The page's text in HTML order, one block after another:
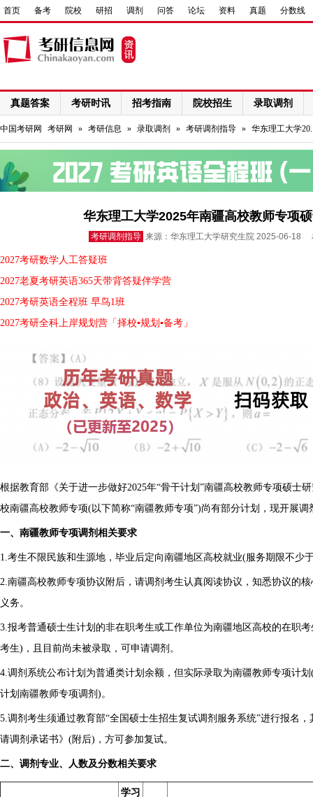
首页 备考 院校 研招 调剂 问答 论坛 资料 真题 分数线
真题答案 考研时讯 招考指南 院校招生 录取调剂
网络课程
中国考研网 考研网 » 考研信息 » 录取调剂 » 考研调剂指导 » 华东理工大学
华东理工大学2025年南疆高校教师专项
考研调剂指导 来源：华东理工大学研究生院 2025-06-18
2027考研数学人工答疑班
2027老夏考研英语365天带背答疑伴学营
2027考研英语全程班 早鸟1班
2027考研全科上岸规划营「择校▪规划▪备考」
根据教育部《关于进一步做好2025年“骨干计划”南疆高校教师专项硕士
校南疆高校教师专项(以下简称“南疆教师专项”)尚有部分计划，现开展调
一、南疆教师专项调剂相关要求
1.考生不限民族和生源地，毕业后定向南疆地区高校就业(服务期限不少
2.南疆高校教师专项协议附后，请调剂考生认真阅读协议，知悉协议的
义务。
3.报考普通硕士生计划的非在职考生或工作单位为南疆地区高校的在职
考生)，且目前尚未被录取，可申请调剂。
4.调剂系统公布计划为普通类计划余额，但实际录取为南疆教师专项计
计划南疆教师专项调剂)。
5.调剂考生须通过教育部“全国硕士生招生复试调剂服务系统”进行报名
请调剂承诺书》(附后)，方可参加复试。
二、调剂专业、人数及分数相关要求
学习